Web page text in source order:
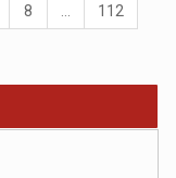
8 112